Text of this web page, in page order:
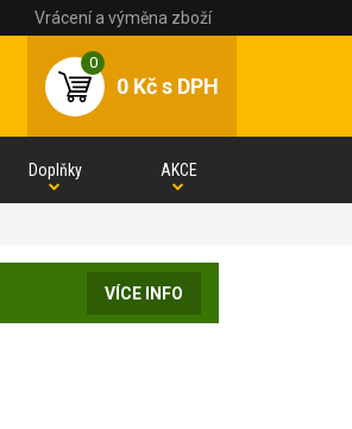
Vrácení a výměna zboží
0
0 Kčs DPH
Doplňky AKCE
VÍCE INFO